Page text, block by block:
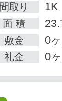
間取り
1K
面 積
敷金 0
礼金 0